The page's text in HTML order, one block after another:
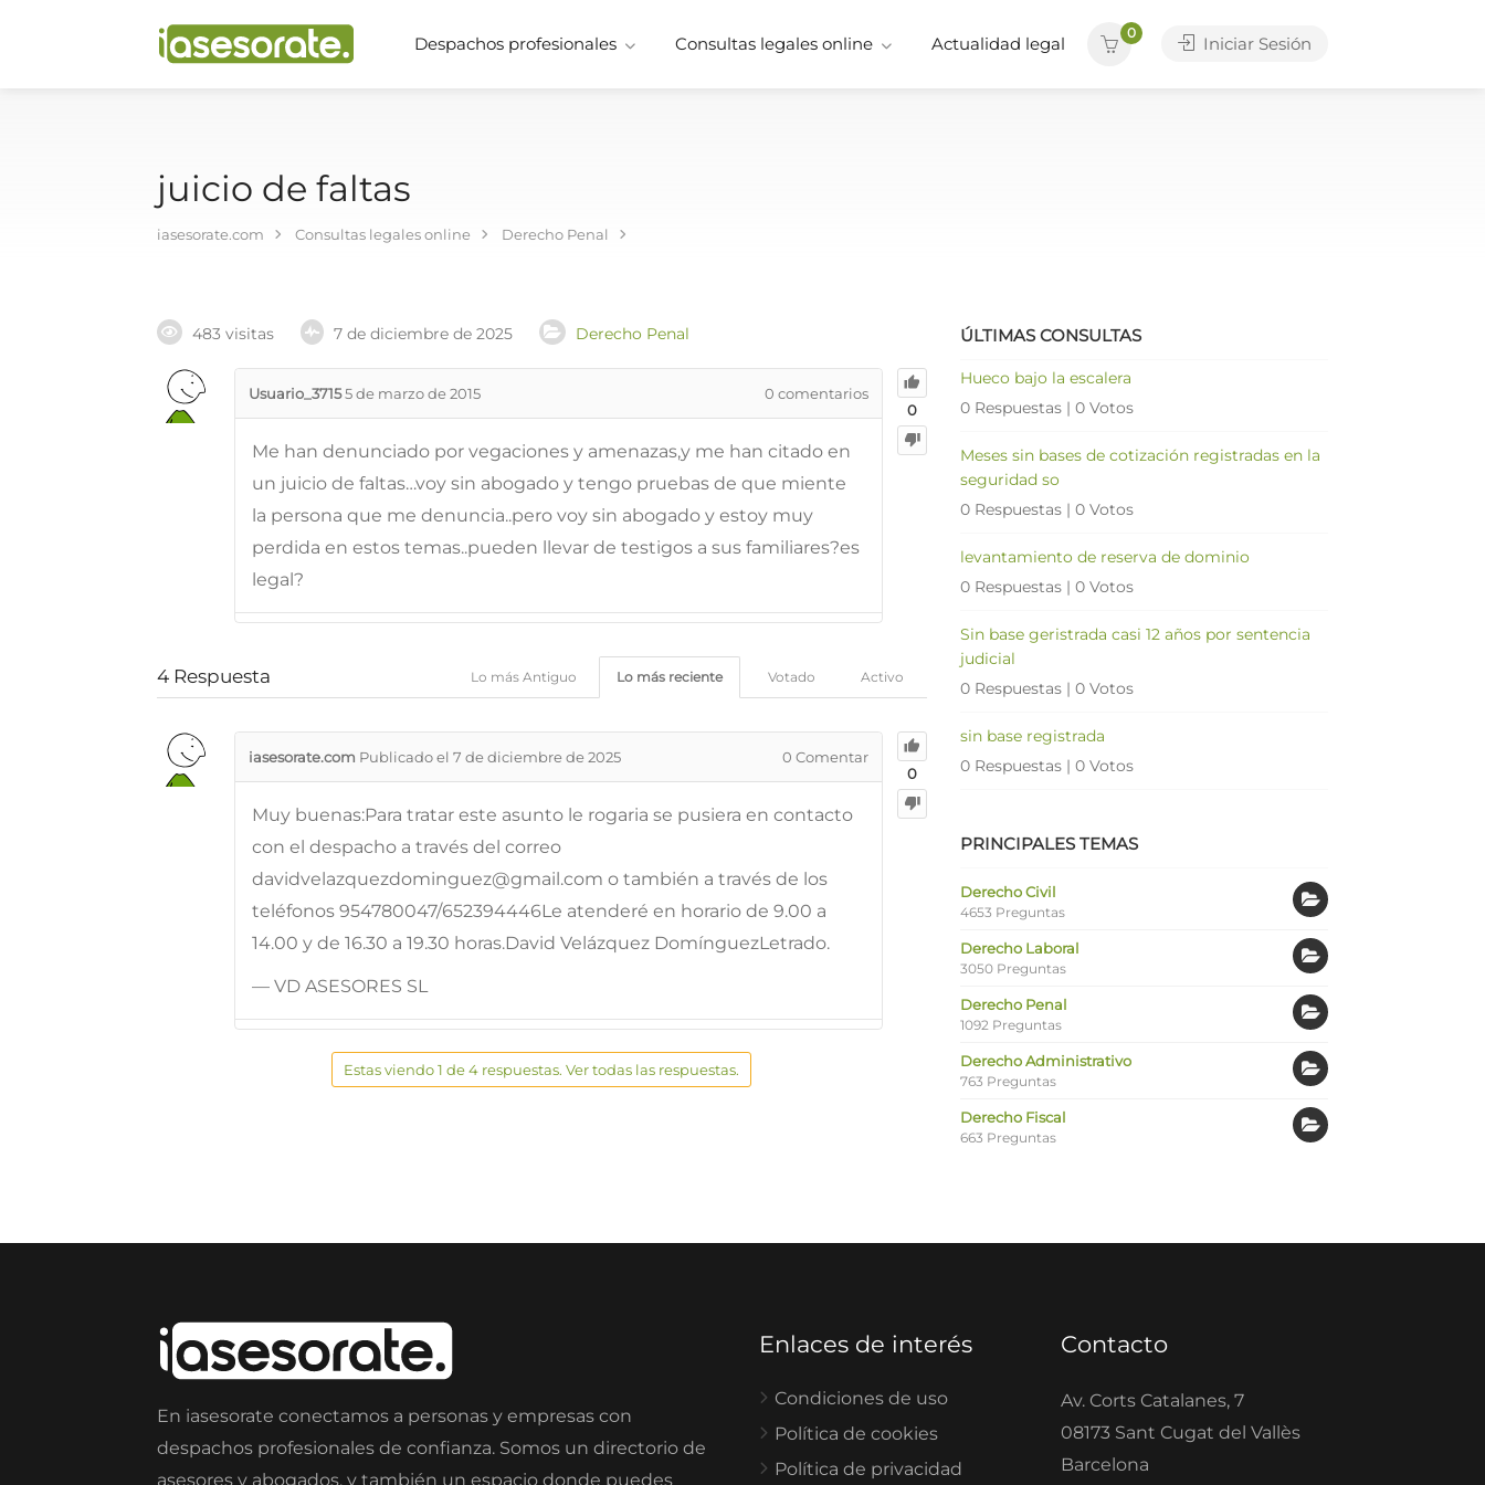
Despachos profesionales Consultas legales online Actualidad legal
0
Iniciar Sesión
juicio de faltas
iasesorate.com Consultas legales online Derecho Penal
483 visitas 7 de diciembre de 2025 Derecho Penal
0
Usuario_37155 de marzo de 2015 0 comentarios
Me han denunciado por vegaciones y amenazas,y me han citado en
un juicio de faltas…voy sin abogado y tengo pruebas de que miente
la persona que me denuncia..pero voy sin abogado y estoy muy
perdida en estos temas..pueden llevar de testigos a sus familiares?es
legal?
4 Respuesta Activo
Votado
Lo más reciente
Lo más Antiguo
0
iasesorate.com Publicado el 7 de diciembre de 2025 0 Comentar
Muy buenas:Para tratar este asunto le rogaria se pusiera en contacto
con el despacho a través del correo
davidvelazquezdominguez@gmail.com o también a través de los
teléfonos 954780047/652394446Le atenderé en horario de 9.00 a
14.00 y de 16.30 a 19.30 horas.David Velázquez DomínguezLetrado.
— VD ASESORES SL
Estas viendo 1 de 4 respuestas. Ver todas las respuestas.
ÚLTIMAS CONSULTAS
Hueco bajo la escalera
0 Respuestas | 0 Votos
Meses sin bases de cotización registradas en la
seguridad so
0 Respuestas | 0 Votos
levantamiento de reserva de dominio
0 Respuestas | 0 Votos
Sin base geristrada casi 12 años por sentencia
judicial
0 Respuestas | 0 Votos
sin base registrada
0 Respuestas | 0 Votos
PRINCIPALES TEMAS
Derecho Civil
4653 Preguntas
Derecho Laboral
3050 Preguntas
Derecho Penal
1092 Preguntas
Derecho Administrativo
763 Preguntas
Derecho Fiscal
663 Preguntas
En iasesorate conectamos a personas y empresas con
despachos profesionales de confianza. Somos un directorio de
asesores y abogados, y también un espacio donde puedes
Enlaces de interés
Condiciones de uso
Política de cookies
Política de privacidad
Contacto
Av. Corts Catalanes, 7
08173 Sant Cugat del Vallès
Barcelona